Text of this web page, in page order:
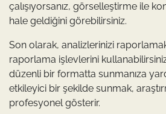
çalışıyorsanız, görselleştirme ile
hale geldiğini görebilirsiniz.
Son olarak, analizlerinizi
raporlama işlevlerini
düzenli bir formatta sunmanıza
etkileyici bir şekilde sunmak,
profesyonel gösterir.